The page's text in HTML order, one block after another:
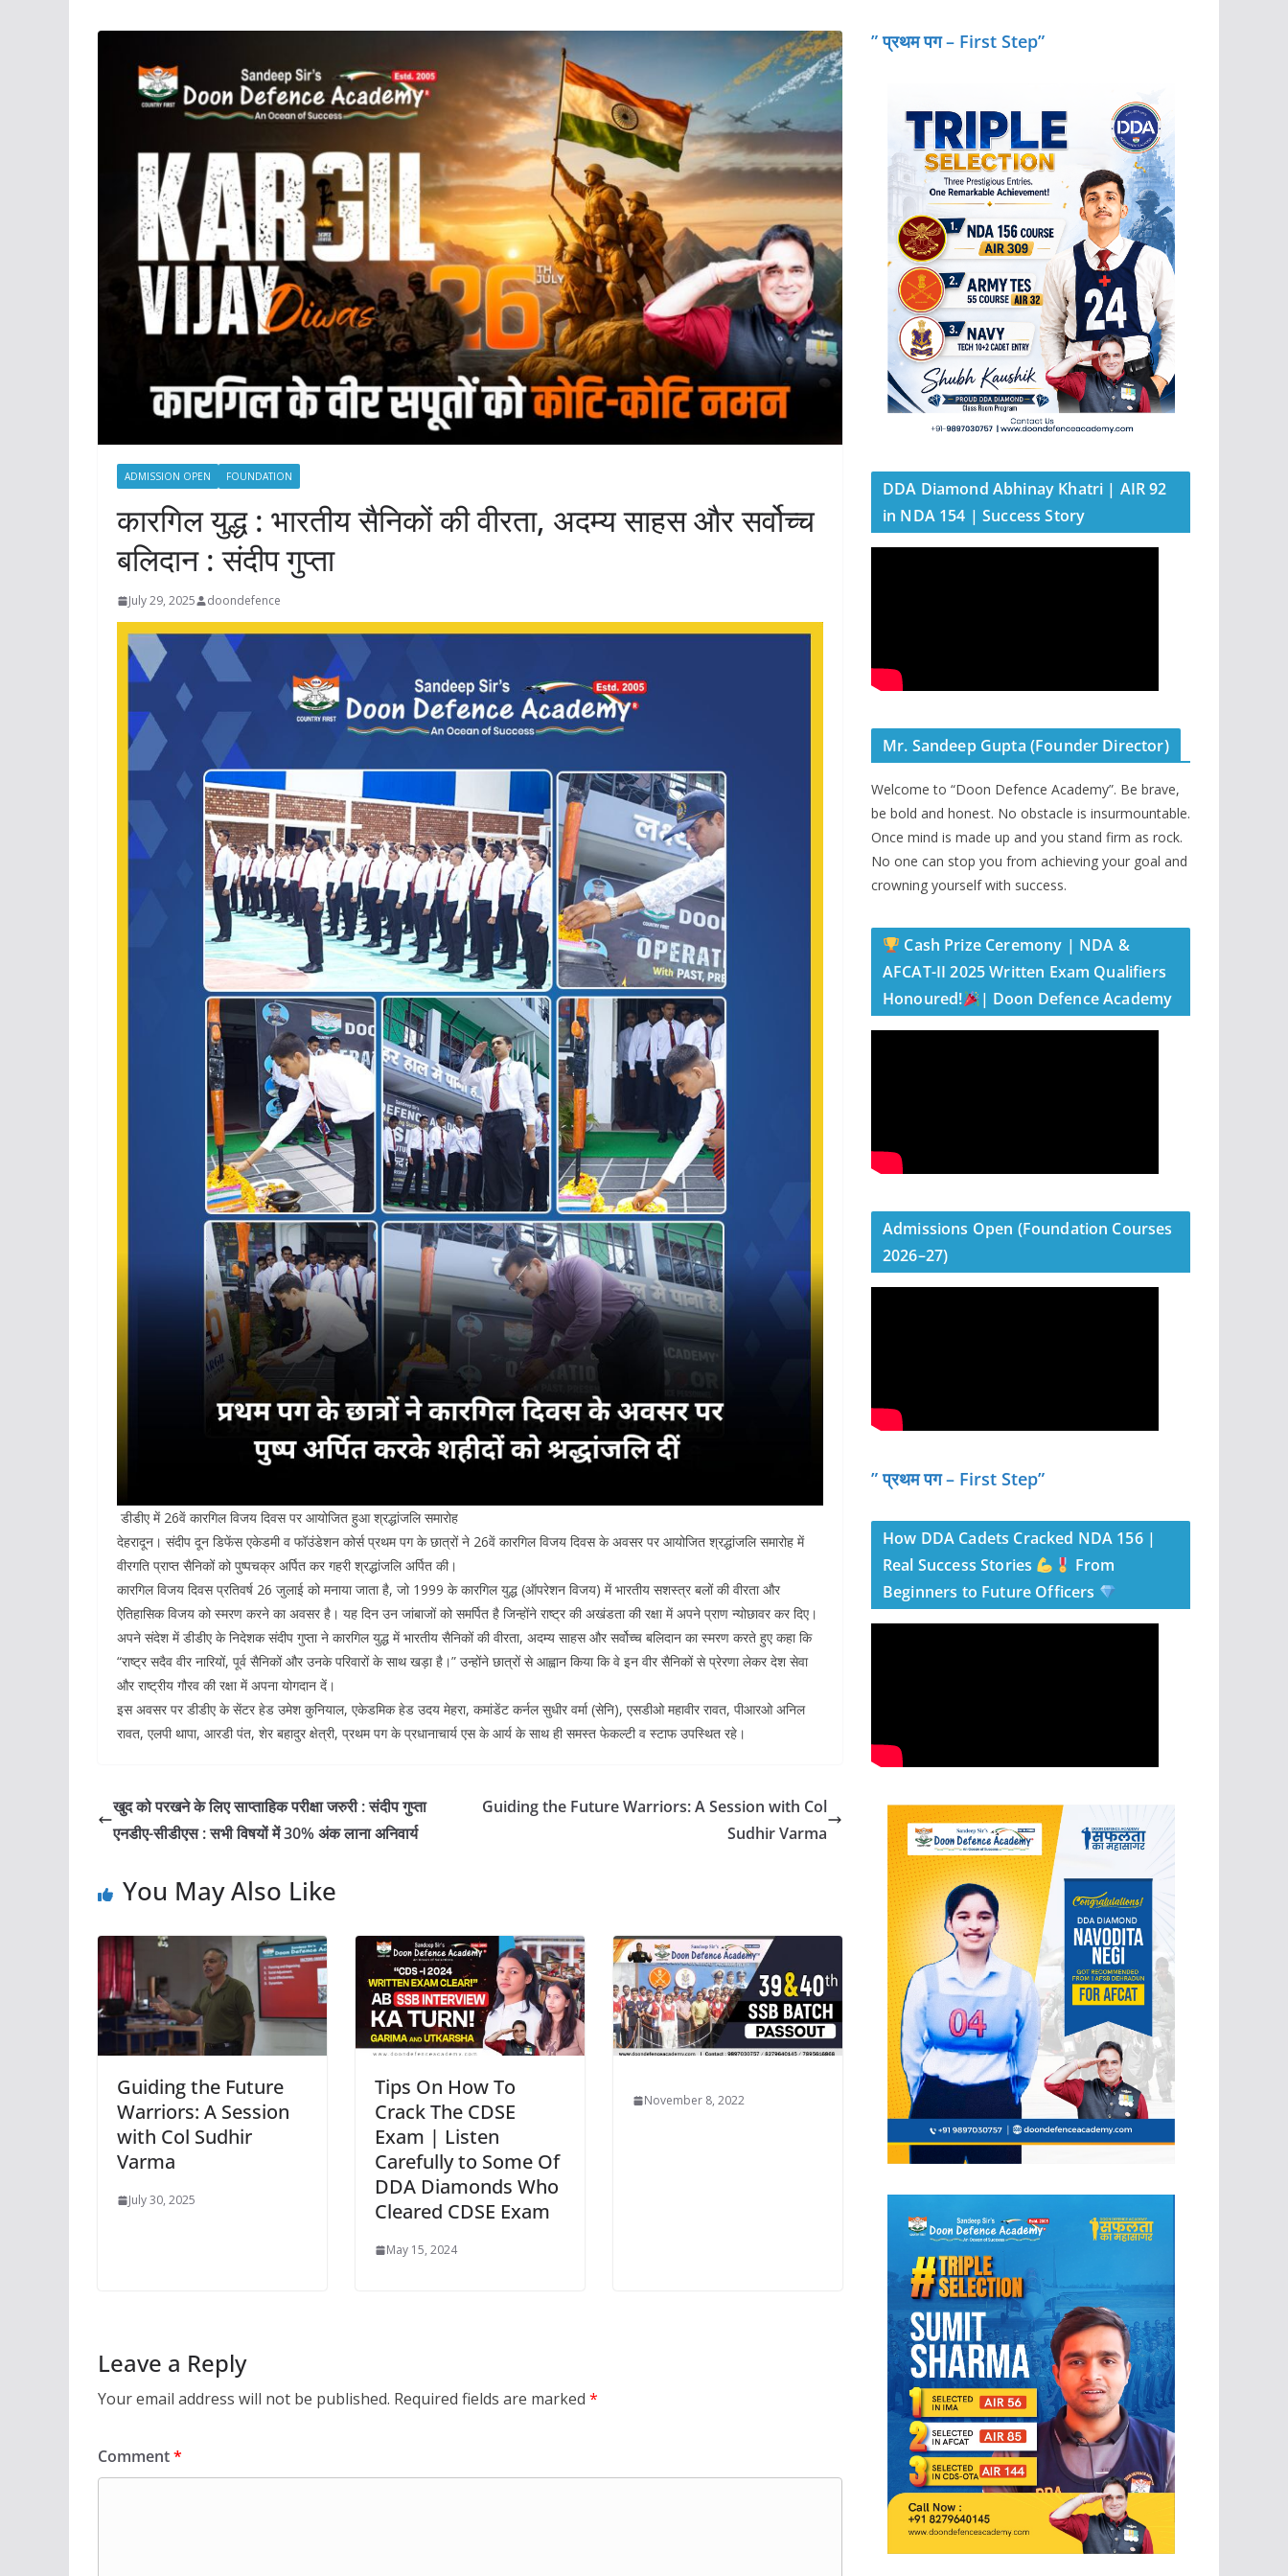
ADMISSION OPEN FOUNDATION
कारगिल युद्ध : भारतीय सैनिकों की वीरता, अदम्य साहस और सर्वोच्च
बलिदान : संदीप गुप्ता
July 29, 2025 doondefence
डीडीए में 26वें कारगिल विजय दिवस पर आयोजित हुआ श्रद्धांजलि समारोह
देहरादून। संदीप दून डिफेंस एकेडमी व फॉउंडेशन कोर्स प्रथम पग के छात्रों ने 26वें कारगिल विजय दिवस के अवसर पर आयोजित श्रद्धांजलि समारोह में
वीरगति प्राप्त सैनिकों को पुष्पचक्र अर्पित कर गहरी श्रद्धांजलि अर्पित की।
कारगिल विजय दिवस प्रतिवर्ष 26 जुलाई को मनाया जाता है, जो 1999 के कारगिल युद्ध (ऑपरेशन विजय) में भारतीय सशस्त्र बलों की वीरता और
ऐतिहासिक विजय को स्मरण करने का अवसर है। यह दिन उन जांबाजों को समर्पित है जिन्होंने राष्ट्र की अखंडता की रक्षा में अपने प्राण न्योछावर कर दिए।
अपने संदेश में डीडीए के निदेशक संदीप गुप्ता ने कारगिल युद्ध में भारतीय सैनिकों की वीरता, अदम्य साहस और सर्वोच्च बलिदान का स्मरण करते हुए कहा कि
“राष्ट्र सदैव वीर नारियों, पूर्व सैनिकों और उनके परिवारों के साथ खड़ा है।” उन्होंने छात्रों से आह्वान किया कि वे इन वीर सैनिकों से प्रेरणा लेकर देश सेवा
और राष्ट्रीय गौरव की रक्षा में अपना योगदान दें।
इस अवसर पर डीडीए के सेंटर हेड उमेश कुनियाल, एकेडमिक हेड उदय मेहरा, कमांडेंट कर्नल सुधीर वर्मा (सेनि), एसडीओ महावीर रावत, पीआरओ अनिल
रावत, एलपी थापा, आरडी पंत, शेर बहादुर क्षेत्री, प्रथम पग के प्रधानाचार्य एस के आर्य के साथ ही समस्त फेकल्टी व स्टाफ उपस्थित रहे।
खुद को परखने के लिए साप्ताहिक परीक्षा जरुरी : संदीप गुप्ता
एनडीए-सीडीएस : सभी विषयों में 30% अंक लाना अनिवार्य
Guiding the Future Warriors: A Session with Col
Sudhir Varma
You May Also Like
Guiding the Future
Warriors: A Session
with Col Sudhir
Varma
July 30, 2025
Tips On How To
Crack The CDSE
Exam | Listen
Carefully to Some Of
DDA Diamonds Who
Cleared CDSE Exam
May 15, 2024
November 8, 2022
Leave a Reply
Your email address will not be published. Required fields are marked *
Comment*
” प्रथम पग – First Step”
DDA Diamond Abhinay Khatri | AIR 92
in NDA 154 | Success Story
Mr. Sandeep Gupta (Founder Director)
Welcome to “Doon Defence Academy”. Be brave,
be bold and honest. No obstacle is insurmountable.
Once mind is made up and you stand firm as rock.
No one can stop you from achieving your goal and
crowning yourself with success.
Cash Prize Ceremony | NDA &
AFCAT-II 2025 Written Exam Qualifiers
Honoured!
| Doon Defence Academy
Admissions Open (Foundation Courses
2026–27)
” प्रथम पग – First Step”
How DDA Cadets Cracked NDA 156 |
Real Success Stories
From
Beginners to Future Officers